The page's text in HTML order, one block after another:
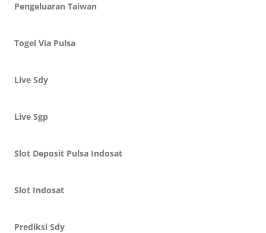
Pengeluaran Taiwan
Togel Via Pulsa
Live Sdy
Live Sgp
Slot Deposit Pulsa Indosat
Slot Indosat
Prediksi Sdy